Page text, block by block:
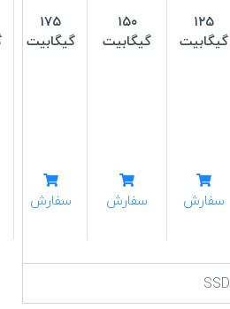
۱۲۵
گیگابیت
۱۵۰
گیگابیت
۱۷۵
گیگابیت
سفارش سفارش سفارش